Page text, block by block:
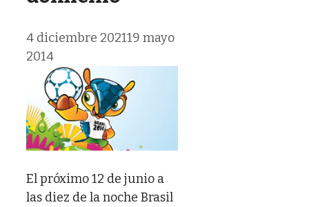
4 diciembre 202119 mayo
2014
El próximo 12 de junio a
las diez de la noche Brasil